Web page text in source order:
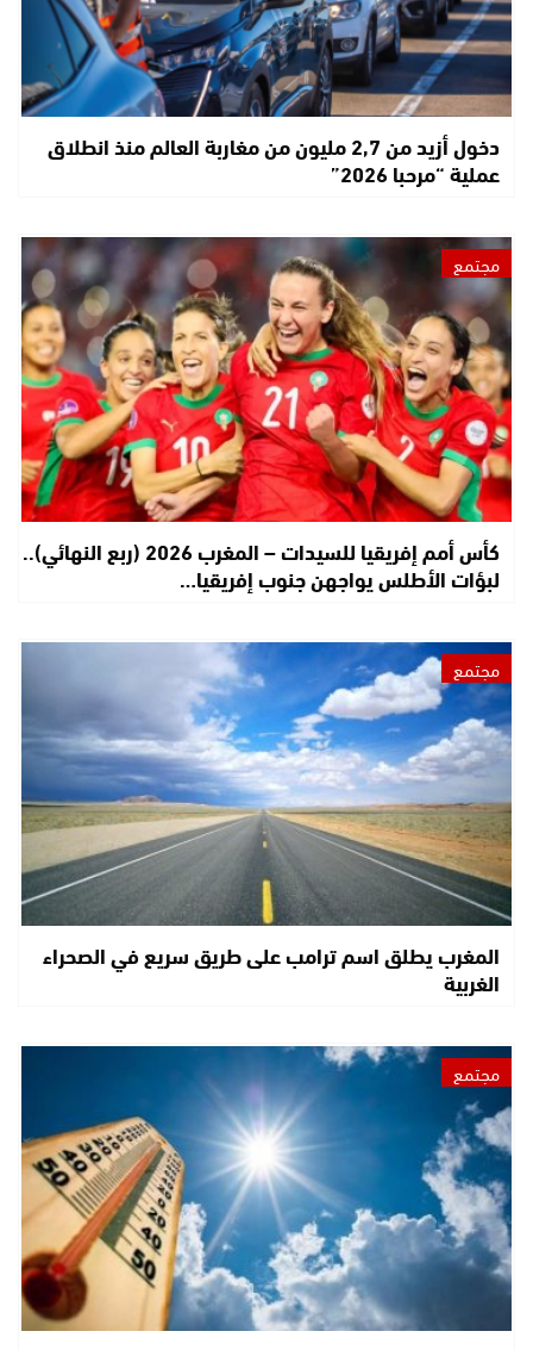
دخول أزيد من 2,7 مليون من مغاربة العالم منذ انطلاق
عملية “مرحبا 2026”
مجتمع
كأس أمم إفريقيا للسيدات – المغرب 2026 (ربع النهائي)..
لبؤات الأطلس يواجهن جنوب إفريقيا…
مجتمع
المغرب يطلق اسم ترامب على طريق سريع في الصحراء
الغربية
مجتمع